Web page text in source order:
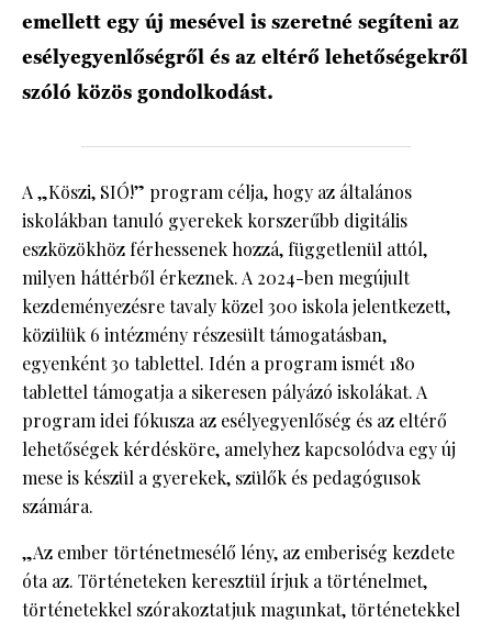
emellett egy új mesével is szeretné segíteni az
esélyegyenlőségről és az eltérő lehetőségekről
szóló közös gondolkodást.
A „Köszi, SIÓ!” program célja, hogy az általános
iskolákban tanuló gyerekek korszerűbb digitális
eszközökhöz férhessenek hozzá, függetlenül attól,
milyen háttérből érkeznek. A 2024-ben megújult
kezdeményezésre tavaly közel 300 iskola jelentkezett,
közülük 6 intézmény részesült támogatásban,
egyenként 30 tablettel. Idén a program ismét 180
tablettel támogatja a sikeresen pályázó iskolákat. A
program idei fókusza az esélyegyenlőség és az eltérő
lehetőségek kérdésköre, amelyhez kapcsolódva egy új
mese is készül a gyerekek, szülők és pedagógusok
számára.
„Az ember történetmesélő lény, az emberiség kezdete
óta az. Történeteken keresztül írjuk a történelmet,
történetekkel szórakoztatjuk magunkat, történetekkel